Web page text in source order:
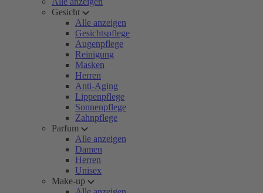
Gesicht
Alle anzeigen
Gesichtspflege
Augenpflege
Reinigung
Masken
Herren
Anti-Aging
Lippenpflege
Sonnenpflege
Zahnpflege
Parfum
Alle anzeigen
Damen
Herren
Unisex
Make-up